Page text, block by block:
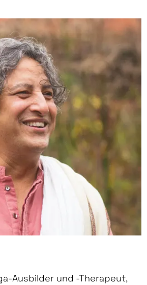
Ausbilder und -Therapeut,